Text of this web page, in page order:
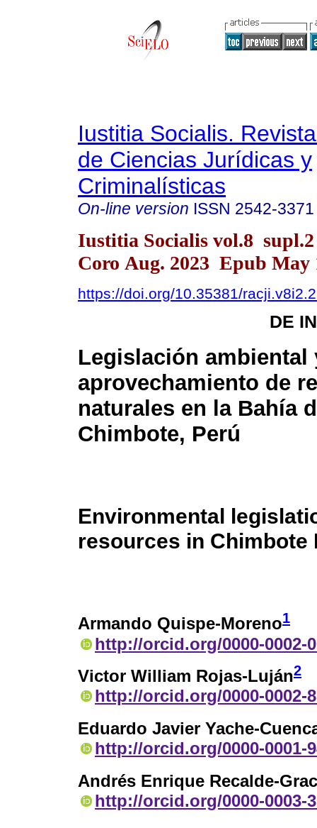
Iustitia Socialis.
de Ciencias Jurídicas y
Criminalísticas
On-line version ISSN 2542-3371
Iustitia Socialis vol.8 supl.2
Coro Aug. 2023 Epub May
https://doi.org/10.35381/
DE
Legislación ambiental
aprovechamiento de
naturales en la Bahía
Chimbote, Perú
Environmental
resources in Chimbote
Armando Quispe-Moreno1
http://orcid.org/0000-0002-
Victor William Rojas-Luján2
http://orcid.org/0000-0002-
Eduardo Javier Yache-
http://orcid.org/0000-0001-
Andrés Enrique Recalde-
http://orcid.org/0000-0003-